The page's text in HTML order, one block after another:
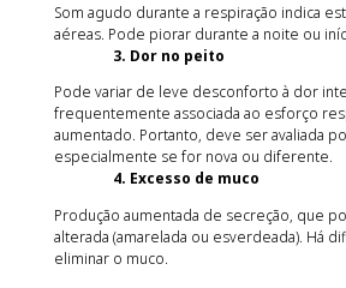
Som agudo durante a respiração indica
aéreas. Pode piorar durante a noite ou
3. Dor no peito
Pode variar de leve desconforto à dor
frequentemente associada ao esforço
aumentado. Portanto, deve ser avaliada
especialmente se for nova ou diferente.
4. Excesso de muco
Produção aumentada de secreção, que
alterada (amarelada ou esverdeada). Há
eliminar o muco.